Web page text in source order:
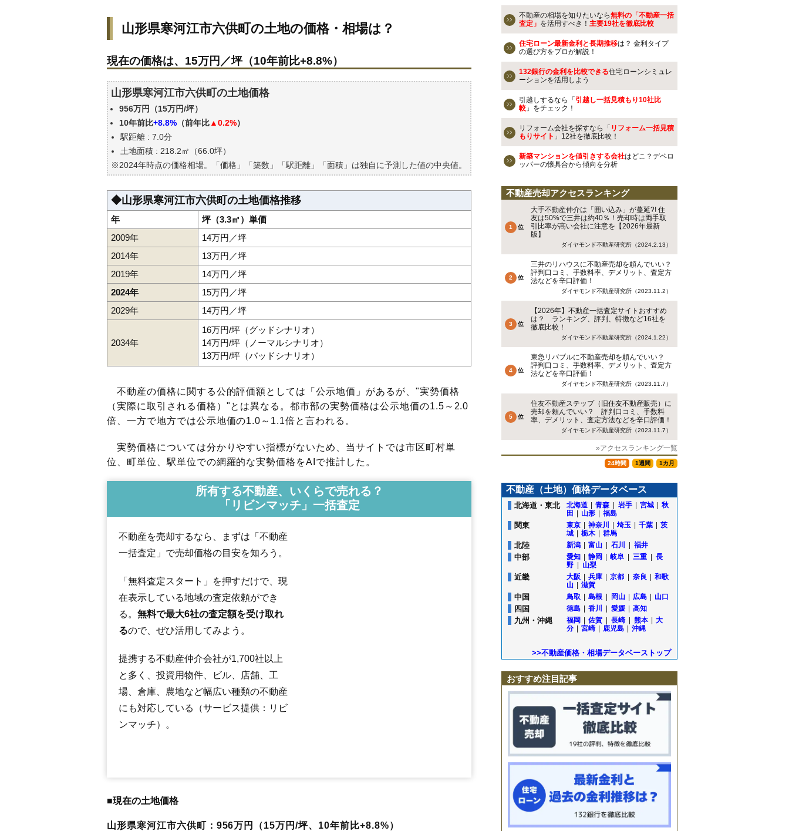
現在の価格は、15万円／坪（10年前比+8.8%）
駅からの徒歩距離で価格はどうなる？
山形県寒河江市六供町の土地の過去の売買事例
公示地価はいくら
エリアの将来性を人口予想から検討しよう
自分の年収でいくらの不動産が買える？
山形県寒河江市六供町の土地の価格・相場は？
現在の価格は、15万円／坪（10年前比+8.8%）
山形県寒河江市六供町の土地価格
956万円（15万円/坪）
10年前比+8.8% （前年比▲0.2%）
駅距離 : 7.0分
土地面積 : 218.2㎡（66.0坪）
※2024年時点の価格相場。「価格」「築数」「駅距離」「面積」は独自に予測した値の中央値。
◆山形県寒河江市六供町の土地価格推移
年
坪（3.3㎡）単価
2009年
14万円／坪
2014年
13万円／坪
2019年
14万円／坪
2024年
15万円／坪
2029年
14万円／坪
2034年
16万円/坪（グッドシナリオ）
14万円/坪（ノーマルシナリオ）
13万円/坪（バッドシナリオ）
不動産の価格に関する公的評価額としては「公示地価」があるが、"実勢価格
（実際に取引される価格）"とは異なる。都市部の実勢価格は公示地価の1.5～2.0
倍、一方で地方では公示地価の1.0～1.1倍と言われる。
実勢価格については分かりやすい指標がないため、当サイトでは市区町村単
位、町単位、駅単位での網羅的な実勢価格をAIで推計した。
所有する不動産、いくらで売れる？
「リビンマッチ」一括査定
不動産を売却するなら、まずは「不動産
一括査定」で売却価格の目安を知ろう。
「無料査定スタート」を押すだけで、現
在表示している地域の査定依頼ができ
る。 無料で最大6社の査定額を受け取れ
るので、ぜひ活用してみよう。
提携する不動産仲介会社が1,700社以上
と多く、投資用物件、ビル、店舗、工
場、倉庫、農地など幅広い種類の不動産
にも対応している（サービス提供：リビ
ンマッチ）。
■現在の土地価格
山形県寒河江市六供町：956万円（15万円/坪、10年前比+8.8%）
幸町 寒河江
中央工業団地
船橋町
若葉町
内ノ袋ほなみ
南寒河江駅
不動産の相場を知りたいなら無料の「不動産一括
査定」 を活用すべき！ 主要19社を徹底比較
住宅ローン最新金利と長期推移は？ 金利タイプ
の選び方をプロが解説！
132銀行の金利を比較できる住宅ローンシミュレ
ーションを活用しよう
引越しするなら「 引越し一括見積もり10社比
較 」をチェック！
リフォーム会社を探すなら「 リフォーム一括見積
もりサイト 」12社を徹底比較！
新築マンションを値引きする会社はどこ？デベロ
ッパーの懐具合から傾向を分析
不動産売却アクセスランキング
大手不動産仲介は「囲い込み」が蔓延?! 住
友は50%で三井は約40％！売却時は両手取
引比率が高い会社に注意を【2026年最新
版】
ダイヤモンド不動産研究所（2024.2.13）
三井のリハウスに不動産売却を頼んでいい？
評判口コミ、手数料率、デメリット、査定方
法などを辛口評価！
ダイヤモンド不動産研究所（2023.11.2）
【2026年】不動産一括査定サイトおすすめ
は？ ランキング、評判、特徴など16社を
徹底比較！
ダイヤモンド不動産研究所（2024.1.22）
東急リバブルに不動産売却を頼んでいい？
評判口コミ、手数料率、デメリット、査定方
法などを辛口評価！
ダイヤモンド不動産研究所（2023.11.7）
住友不動産ステップ（旧住友不動産販売）に
売却を頼んでいい？ 評判口コミ、手数料
率、デメリット、査定方法などを辛口評価！
ダイヤモンド不動産研究所（2023.11.7）
»アクセスランキング一覧
24時間 1週間 1カ月
不動産（土地）価格データベース
北海道・東北 北海道 青森 岩手 宮城
秋
田
山形 福島
関東 東京 神奈川 埼玉 千葉
茨
城
栃木 群馬
北陸 新潟 富山 石川 福井
中部 愛知 静岡 岐阜 三重
長
野
山梨
近畿 大阪 兵庫 京都 奈良
和歌
山
滋賀
中国 鳥取 島根 岡山 広島 山口
四国 徳島 香川 愛媛 高知
九州・沖縄 福岡 佐賀 長崎 熊本
大
分
宮崎 鹿児島 沖縄
>>不動産価格・相場データベーストップ
おすすめ注目記事